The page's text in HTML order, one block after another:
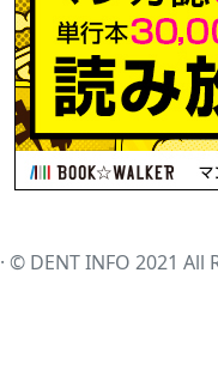
· © DENT INFO 2021 All